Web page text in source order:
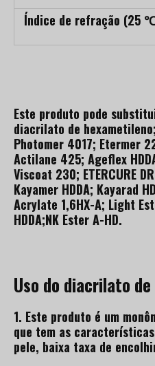
Índice de refração (25
Este produto pode
diacrilato de
Photomer 4017; Etermer
Actilane 425; Ageflex
Viscoat 230; ETERCURE
Kayamer HDDA; Kayarad
Acrylate 1,6HX-A; Light
HDDA;NK Ester A-HD.
Uso do diacrilato
1. Este produto é um
que tem as
pele, baixa taxa de